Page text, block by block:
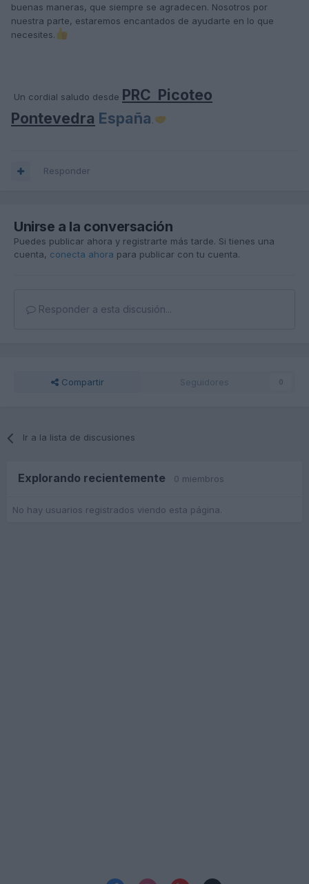
buenas maneras, que siempre se agradecen. Nosotros por
nuestra parte, estaremos encantados de ayudarte en lo que
necesites.
Un cordial saludo desde PRC Picoteo
Pontevedra España.
Responder
Unirse a la conversación
Puedes publicar ahora y registrarte más tarde. Si tienes una
cuenta, conecta ahora para publicar con tu cuenta.
Responder a esta discusión...
Compartir Seguidores 0
Ir a la lista de discusiones
Explorando recientemente 0 miembros
No hay usuarios registrados viendo esta página.